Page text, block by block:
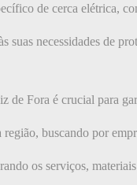
de cerca elétrica,
suas necessidades de
de Fora é crucial para
buscando por
os serviços,